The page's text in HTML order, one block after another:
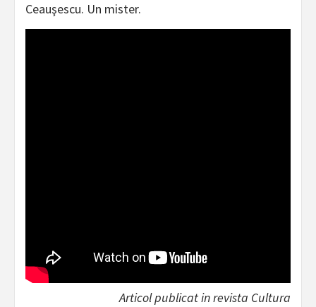
Ceauşescu. Un mister.
Articol publicat in revista Cultura